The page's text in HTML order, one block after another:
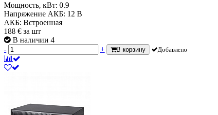
Мощность, кВт: 0.9
Напряжение АКБ: 12 В
АКБ: Встроенная
188 € за шт
В наличии 4
-
+ В корзину Добавлено